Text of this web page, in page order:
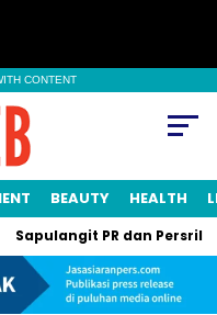
CONTENT
BEAUTY HEALTH
PR dan Persrilis.com